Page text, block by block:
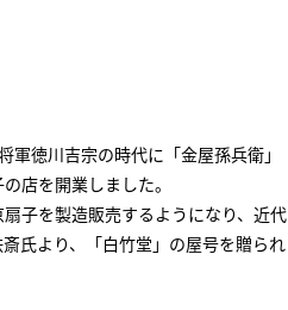
徳川吉宗の時代に「金屋孫兵衛」
店を開業しました。
子を製造販売するようになり、近代
氏より、「白竹堂」の屋号を贈られ